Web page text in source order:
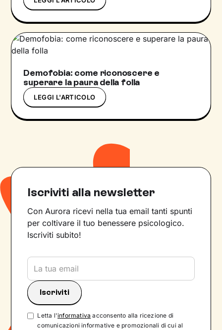
Demofobia: come riconoscere e
superare la paura della folla
LEGGI L'ARTICOLO
Iscriviti alla newsletter
Con Aurora ricevi nella tua email tanti spunti
per coltivare il tuo benessere psicologico.
Iscriviti subito!
Letta l'informativa acconsento alla ricezione di
comunicazioni informative e promozionali di cui al